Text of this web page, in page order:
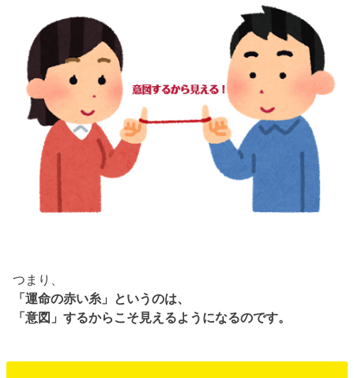
つまり、
「運命の赤い糸」というのは、
「意図」するからこそ見えるようになるのです。